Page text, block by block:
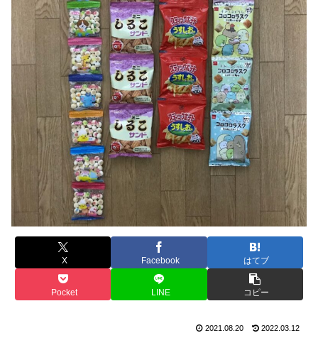
X Facebook はてブ
Pocket LINE コピー
2021.08.20 2022.03.12